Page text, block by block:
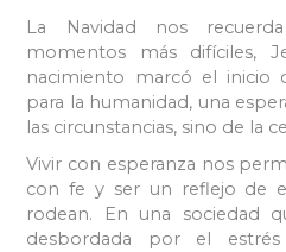
La Navidad nos
momentos más difíciles,
nacimiento marcó el inicio
para la humanidad, una
las circunstancias, sino de la
Vivir con esperanza nos
con fe y ser un reflejo de
rodean. En una sociedad
desbordada por el